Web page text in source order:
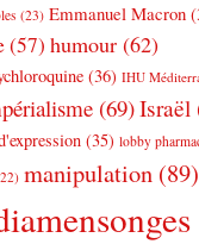
(23) Emmanuel Macron
(57) humour (62)
(36) IHU
(69)Israël
(35) lobby
manipulation (89)